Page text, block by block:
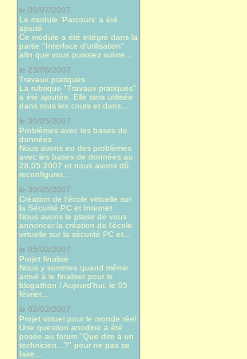
le 08/07/2007
Le module 'Parcours' a été
ajouté
Ce module a été intégré dans la
partie "Interface d'utilisation"
afin que vous puissiez suivre...
le 23/06/2007
Travaux pratiques
La rubrique "Travaux pratiques"
a été ajoutée. Elle sera utilisée
dans tous les cours et dans...
le 30/05/2007
Problèmes avec les bases de
données
Nous avons eu des problèmes
avec les bases de données au
28.05.2007 et nous avons dû
reconfigurer...
le 30/05/2007
Création de l'école virtuelle sur
la Sécurité PC et Internet
Nous avons le plaisir de vous
annoncer la création de l'école
virtuelle sur la sécurité PC et...
le 05/02/2007
Projet finalisé
Nous y sommes quand même
arrivé à le finaliser pour le
blogathon ! Aujourd’hui, le 05
février...
le 02/02/2007
Projet virtuel pour le monde réel
Une question anodine a été
posée au forum "Que dire à un
technicien...?" pour ne pas se
faire...